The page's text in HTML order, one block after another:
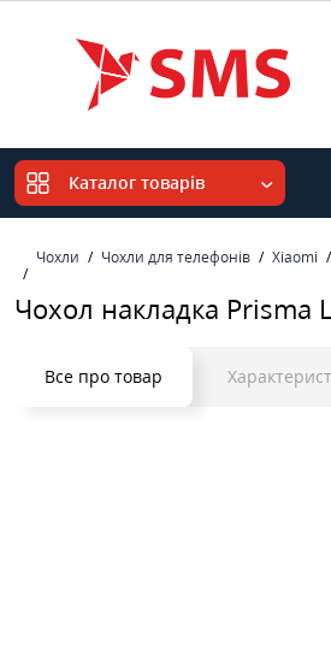
Каталог товарів
Чохли Чохли для телефонів Xiaomi
Чохол накладка Prisma
Все про товар